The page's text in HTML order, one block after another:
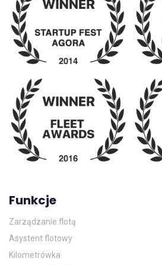
Funkcje
Zarządzanie flotą
Asystent flotowy
Kilometrówka